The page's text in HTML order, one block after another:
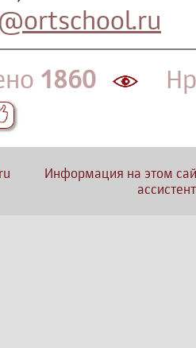
1860
Информация на этом